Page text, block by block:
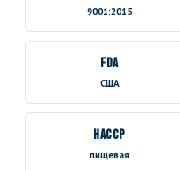
9001:2015
FDA
США
HACCP
пищевая